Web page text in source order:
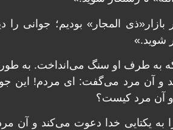
المجار» بودیم؛ جوانی را
شوید.»
به طرف او سنگ می‌انداخت. به
و آن مرد می‌گفت: ای مردم! این
و آن مرد کیست؟
به یکتایی خدا دعوت می‌کند و آن